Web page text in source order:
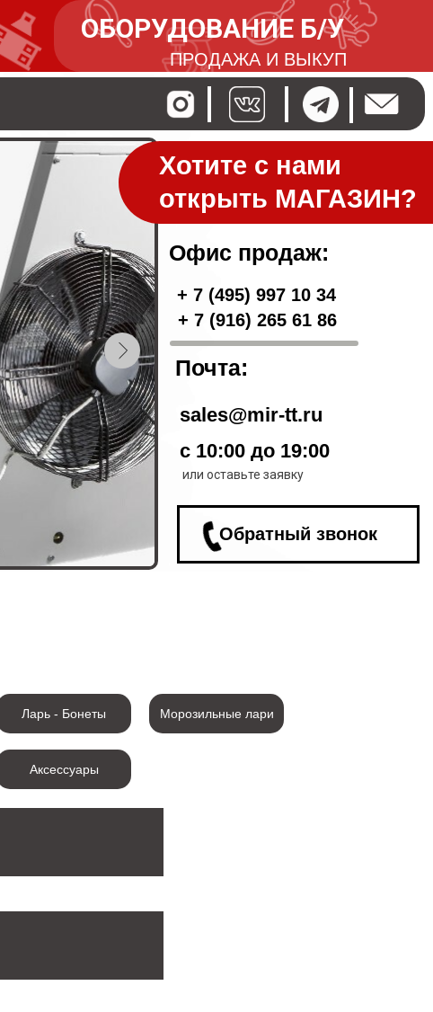
ОБОРУДОВАНИЕ Б/У
ПРОДАЖА И ВЫКУП
Хотите с нами
открыть ресторан?
Офис продаж:
Почта:
+ 7 (495) 997 10 34
sales@mir-tt.ru
Хотите с нами
открыть МАГАЗИН?
Обратный звонок
+ 7 (916) 265 61 86
с 10:00 до 19:00
или оставьте заявку
Ларь - Бонеты Морозильные лари
Аксессуары